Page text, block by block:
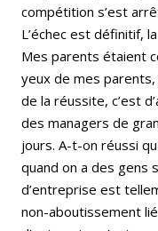
compétition s’est
L’échec est définitif,
Mes parents étaient
yeux de mes parents,
de la réussite, c’est
des managers de
jours. A-t-on réussi
quand on a des gens
d’entreprise est
non-aboutissement